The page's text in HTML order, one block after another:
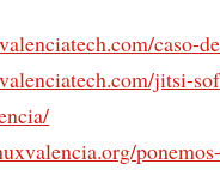
caso-
jitsi-